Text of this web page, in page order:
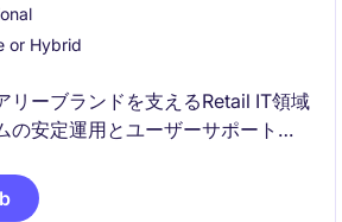
or Hybrid
リーブランドを支えるRetail IT領域
の安定運用とユーザーサポートを
がら、システム改善や運用品質向
きます